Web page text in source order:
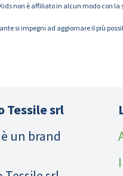
non è affiliato in alcun modo con
si impegni ad aggiornare il più
Tessile srl
un brand